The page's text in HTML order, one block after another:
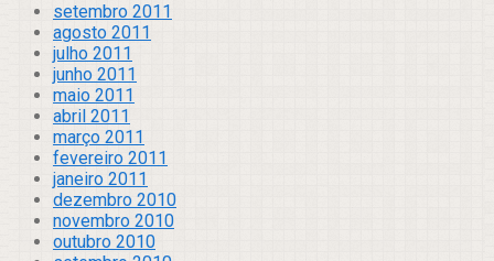
setembro 2011
agosto 2011
julho 2011
junho 2011
maio 2011
abril 2011
março 2011
fevereiro 2011
janeiro 2011
dezembro 2010
novembro 2010
outubro 2010